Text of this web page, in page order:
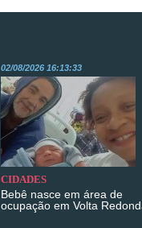
02/08/2026 16:13:33
CIDADES
Bebê nasce em área de
ocupação em Volta